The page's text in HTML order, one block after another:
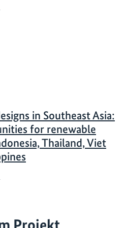
in Southeast Asia:
for renewable
Thailand, Viet